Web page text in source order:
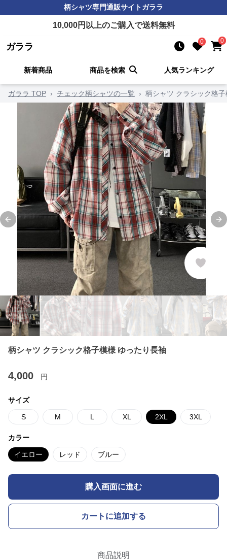
柄シャツ専門通販サイトガララ
10,000円以上のご購入で送料無料
ガララ 0 0
新着商品 商品を検索 人気ランキング
ガララ TOP › チェック柄シャツの一覧 › 柄シャツ クラシック格
Previous slide
柄シャツ クラシック格子模様 ゆったり長袖
4,000 円
サイズ
S M L XL 2XL 3XL
カラー
イエロー レッド ブルー
購入画面に進む
カートに追加する
商品説明